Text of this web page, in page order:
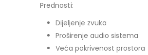
Prednosti:
Dijeljenje zvuka
Proširenje audio sistema
Veća pokrivenost prostora